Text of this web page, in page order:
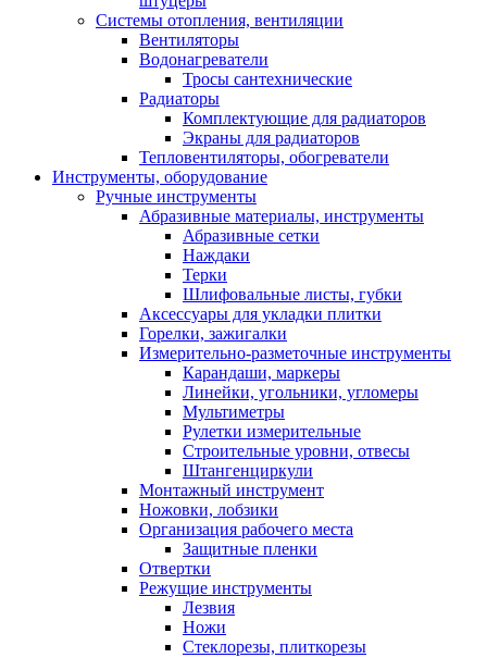
Системы отопления, вентиляции
Вентиляторы
Водонагреватели
Тросы сантехнические
Радиаторы
Комплектующие для радиаторов
Экраны для радиаторов
Тепловентиляторы, обогреватели
Инструменты, оборудование
Ручные инструменты
Абразивные материалы, инструменты
Абразивные сетки
Наждаки
Терки
Шлифовальные листы, губки
Аксессуары для укладки плитки
Горелки, зажигалки
Измерительно-разметочные инструменты
Карандаши, маркеры
Линейки, угольники, угломеры
Мультиметры
Рулетки измерительные
Строительные уровни, отвесы
Штангенциркули
Монтажный инструмент
Ножовки, лобзики
Организация рабочего места
Защитные пленки
Отвертки
Режущие инструменты
Лезвия
Ножи
Стеклорезы, плиткорезы